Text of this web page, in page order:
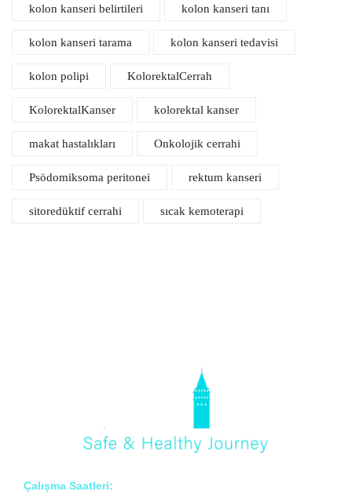
kolon kanseri belirtileri kolon kanseri tanı
kolon kanseri tarama kolon kanseri tedavisi
kolon polipi KolorektalCerrah
KolorektalKanser kolorektal kanser
makat hastalıkları Onkolojik cerrahi
Psödomiksoma peritonei rektum kanseri
sitoredüktif cerrahi sıcak kemoterapi
Çalışma Saatleri: